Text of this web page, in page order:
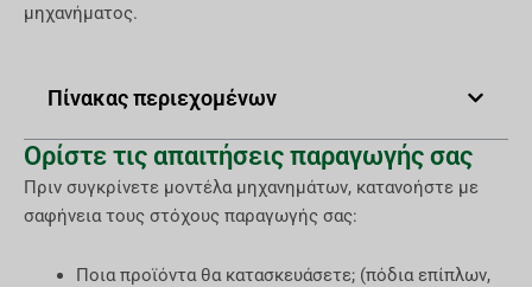
μηχανήματος.
Πίνακας περιεχομένων
Ορίστε τις απαιτήσεις παραγωγής σας
Πριν συγκρίνετε μοντέλα μηχανημάτων, κατανοήστε με
σαφήνεια τους στόχους παραγωγής σας:
Ποια προϊόντα θα κατασκευάσετε; (πόδια επίπλων,